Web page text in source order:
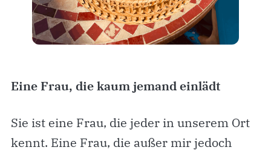
Eine Frau, die kaum jemand einlädt
Sie ist eine Frau, die jeder in unserem Ort
kennt. Eine Frau, die außer mir jedoch